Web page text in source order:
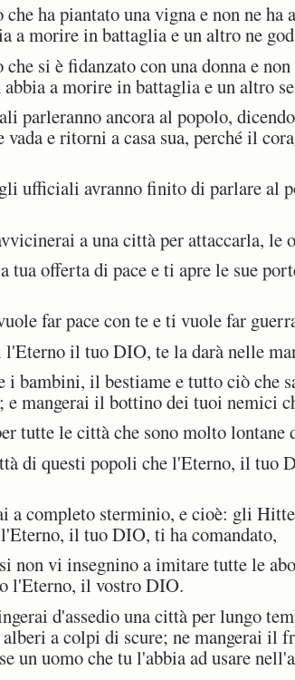
che ha piantato una vigna e non ne
a morire in battaglia e un altro ne
si è fidanzato con una donna e
abbia a morire in battaglia e un altro
parleranno ancora al popolo,
vada e ritorni a casa sua, perché il
ufficiali avranno finito di parlare al
a una città per attaccarla, le
tua offerta di pace e ti apre le sue
far pace con te e ti vuole far
l'Eterno il tuo DIO, te la darà nelle
i bambini, il bestiame e tutto ciò che
e mangerai il bottino dei tuoi nemici
tutte le città che sono molto lontane
di questi popoli che l'Eterno, il tuo
a completo sterminio, e cioè: gli
il tuo DIO, ti ha comandato,
non vi insegnino a imitare tutte le
l'Eterno, il vostro DIO.
d'assedio una città per lungo
a colpi di scure; ne mangerai il
un uomo che tu l'abbia ad usare